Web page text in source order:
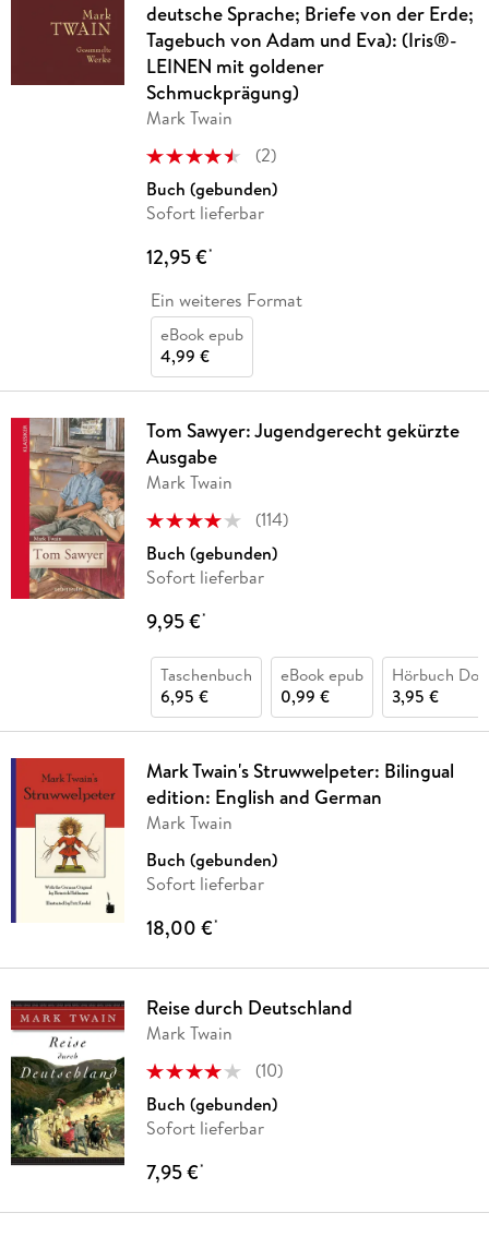
deutsche Sprache; Briefe von der Erde;
Tagebuch von Adam und Eva): (Iris®-
LEINEN mit goldener
Schmuckprägung)
Mark Twain
(2)
Buch (gebunden)
Sofort lieferbar
12,95 €*
Ein weiteres Format
eBook epub
4,99 €
Tom Sawyer: Jugendgerecht gekürzte
Ausgabe
Mark Twain
(114)
Buch (gebunden)
Sofort lieferbar
9,95 €*
Taschenbuch
6,95 €
eBook epub
0,99 €
Hörbuch
3,95 €
Mark Twain's Struwwelpeter: Bilingual
edition: English and German
Mark Twain
Buch (gebunden)
Sofort lieferbar
18,00 €*
Reise durch Deutschland
Mark Twain
(10)
Buch (gebunden)
Sofort lieferbar
7,95 €*